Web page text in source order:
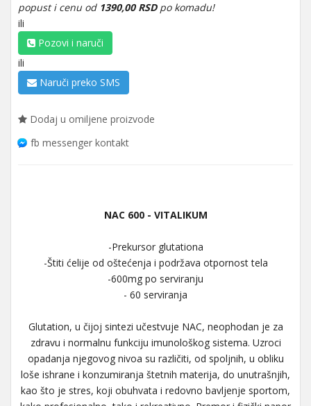
popust i cenu od 1390,00 RSDpo komadu!
ili
Pozovi i naruči
ili
Naruči preko SMS
Dodaj u omiljene proizvode
fb messenger kontakt
NAC 600 - VITALIKUM
-Prekursor glutationa
-Štiti ćelije od oštećenja i podržava otpornost tela
-600mg po serviranju
- 60 serviranja
Glutation, u čijoj sintezi učestvuje NAC, neophodan je za
zdravu i normalnu funkciju imunološkog sistema. Uzroci
opadanja njegovog nivoa su različiti, od spoljnih, u obliku
loše ishrane i konzumiranja štetnih materija, do unutrašnjih,
kao što je stres, koji obuhvata i redovno bavljenje sportom,